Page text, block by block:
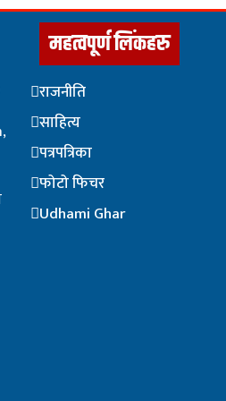
महत्वपूर्ण लिंकहरु
राजनीति
साहित्य
पत्रपत्रिका
फोटो फिचर
Udhami Ghar